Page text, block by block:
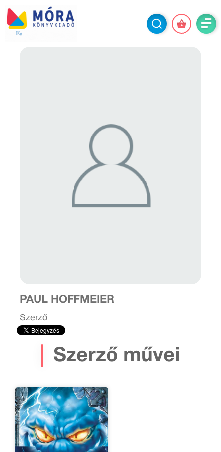
PAUL HOFFMEIER
Szerző
Szerző művei